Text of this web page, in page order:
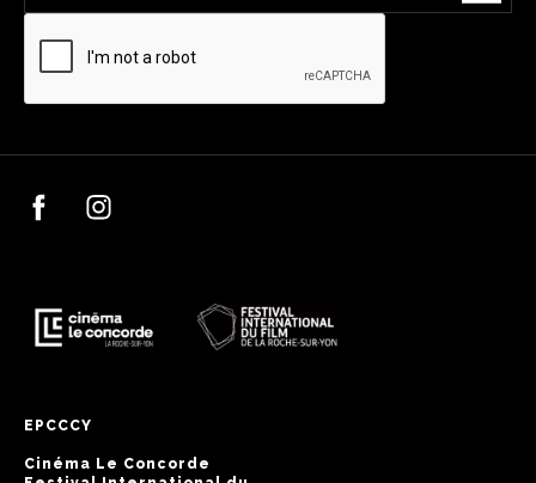
EPCCCY
Cinéma Le Concorde